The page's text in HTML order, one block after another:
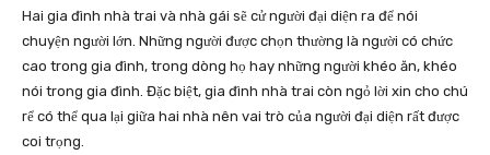
Hai gia đình nhà trai và nhà gái sẽ cử người đại diện ra để nói
chuyện người lớn. Những người được chọn thường là người có chức
cao trong gia đình, trong dòng họ hay những người khéo ăn, khéo
nói trong gia đình. Đặc biệt, gia đình nhà trai còn ngỏ lời xin cho chú
rể có thể qua lại giữa hai nhà nên vai trò của người đại diện rất được
coi trọng.